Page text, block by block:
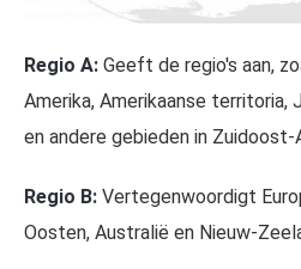
Regio A: Geeft de regio's aan,
Amerika, Amerikaanse territoria,
en andere gebieden in Zuidoost-
Regio B: Vertegenwoordigt
Oosten, Australië en Nieuw-